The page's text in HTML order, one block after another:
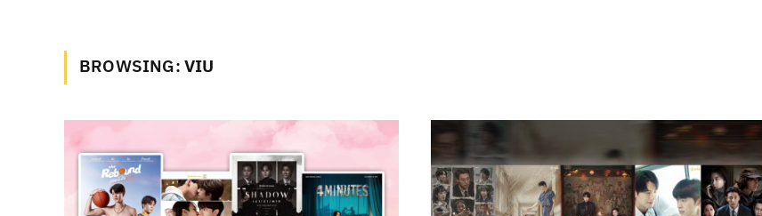
BROWSING:VIU